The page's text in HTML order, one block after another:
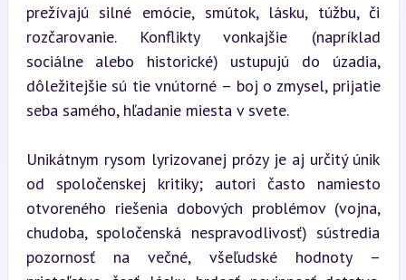
prežívajú silné emócie, smútok, lásku, túžbu, či
rozčarovanie. Konflikty vonkajšie (napríklad
sociálne alebo historické) ustupujú do úzadia,
dôležitejšie sú tie vnútorné – boj o zmysel, prijatie
seba samého, hľadanie miesta v svete.
Unikátnym rysom lyrizovanej prózy je aj určitý únik
od spoločenskej kritiky; autori často namiesto
otvoreného riešenia dobových problémov (vojna,
chudoba, spoločenská nespravodlivosť) sústredia
pozornosť na večné, všeľudské hodnoty –